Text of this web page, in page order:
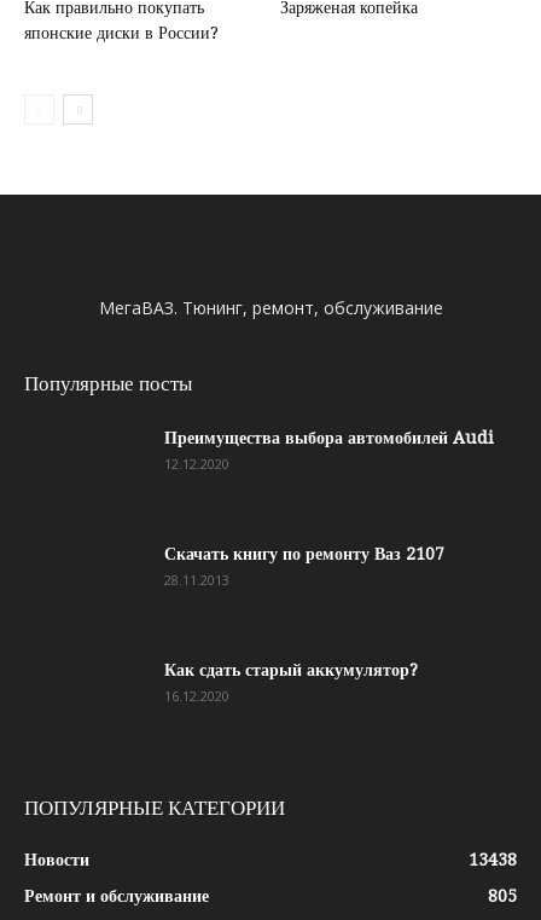
Как правильно покупать
японские диски в России?
Заряженая копейка
МегаВАЗ. Тюнинг, ремонт, обслуживание
Популярные посты
Преимущества выбора автомобилей Audi
12.12.2020
Скачать книгу по ремонту Ваз 2107
28.11.2013
Как сдать старый аккумулятор?
16.12.2020
ПОПУЛЯРНЫЕ КАТЕГОРИИ
Новости
13438
Ремонт и обслуживание
805